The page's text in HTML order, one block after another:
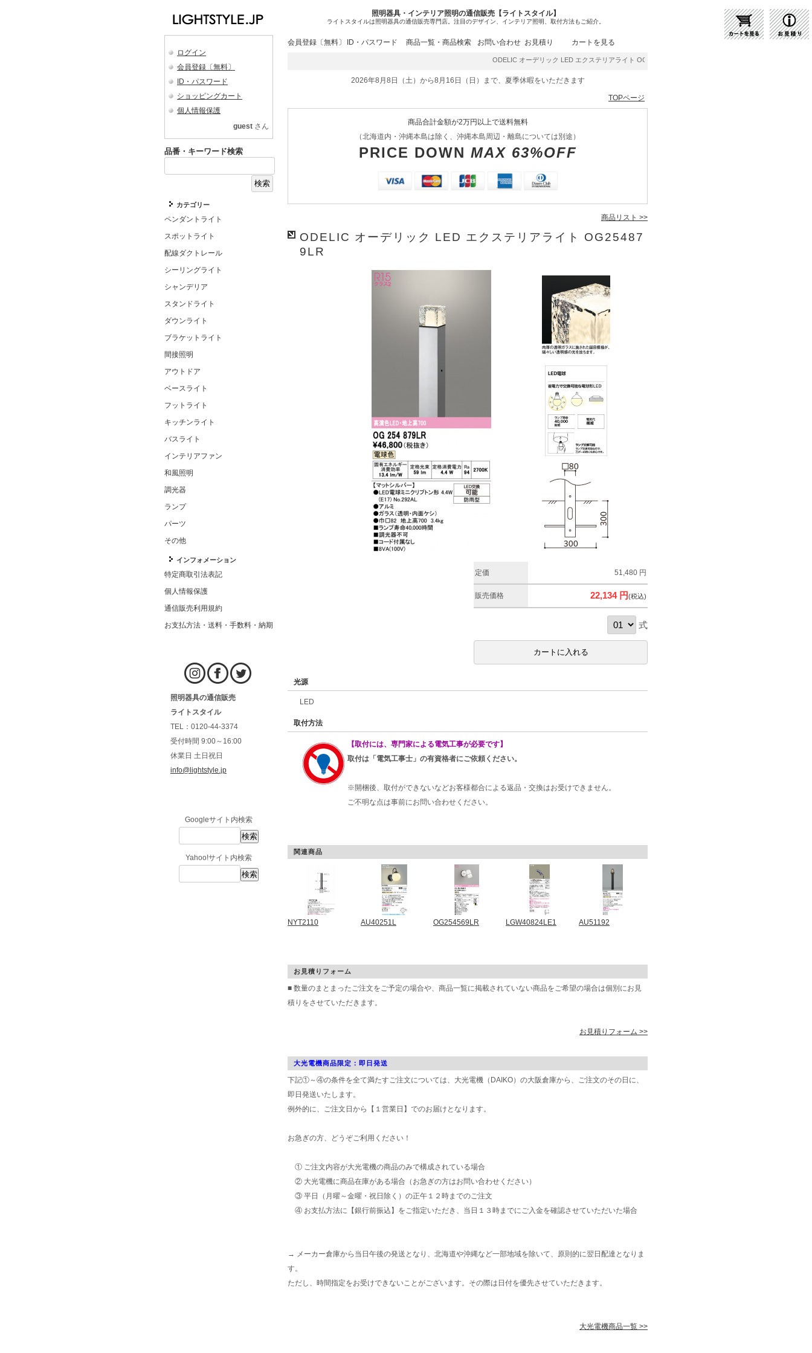
照明器具・インテリア照明の通信販売【ライトスタイル】
ライトスタイルは照明器具の通信販売専門店。注目のデザイン、インテリア照明、取付方法もご紹介。
ログイン
会員登録〔無料〕
ID・パスワード
ショッピングカート
個人情報保護
guest さん
品番・キーワード検索
カテゴリー
ペンダントライト
スポットライト
配線ダクトレール
シーリングライト
シャンデリア
スタンドライト
ダウンライト
ブラケットライト
間接照明
アウトドア
ベースライト
フットライト
キッチンライト
バスライト
インテリアファン
和風照明
調光器
ランプ
パーツ
その他
インフォメーション
特定商取引法表記
個人情報保護
通信販売利用規約
お支払方法・送料・手数料・納期
照明器具の通信販売
ライトスタイル
TEL：0120-44-3374
受付時間 9:00～16:00
休業日 土日祝日
info@lightstyle.jp
Googleサイト内検索
Yahoo!サイト内検索
会員登録〔無料〕 ID・パスワード 商品一覧・商品検索 お問い合わせ お見積り カートを見る
ODELIC オーデリック LED エクステリアライト OG254879LR | 商品紹介 | 照明器具の通販・インテリア照明
2026年8月8日（土）から8月16日（日）まで、夏季休暇をいただきます
TOPページ
商品合計金額が2万円以上で送料無料
（北海道内・沖縄本島は除く、沖縄本島周辺・離島については別途）
PRICE DOWN MAX 63%OFF
商品リスト >>
ODELIC オーデリック LED エクステリアライト OG25487
9LR
定価 51,480 円
販売価格 22,134 円(税込)
式
光源
LED
取付方法
【取付には、専門家による電気工事が必要です】
取付は「電気工事士」の有資格者にご依頼ください。
※開梱後、取付ができないなどお客様都合による返品・交換はお受けできません。
ご不明な点は事前にお問い合わせください。
関連商品
NYT2110 AU40251L OG254569LR LGW40824LE1 AU51192
お見積りフォーム
■ 数量のまとまったご注文をご予定の場合や、商品一覧に掲載されていない商品をご希望の場合は個別にお見
積りをさせていただきます。
お見積りフォーム >>
大光電機商品限定：即日発送
下記①～④の条件を全て満たすご注文については、大光電機（DAIKO）の大阪倉庫から、ご注文のその日に、
即日発送いたします。
例外的に、ご注文日から【１営業日】でのお届けとなります。
お急ぎの方、どうぞご利用ください！
① ご注文内容が大光電機の商品のみで構成されている場合
② 大光電機に商品在庫がある場合（お急ぎの方はお問い合わせください）
③ 平日（月曜～金曜・祝日除く）の正午１２時までのご注文
④ お支払方法に【銀行前振込】をご指定いただき、当日１３時までにご入金を確認させていただいた場合
→ メーカー倉庫から当日午後の発送となり、北海道や沖縄など一部地域を除いて、原則的に翌日配達となりま
す。
ただし、時間指定をお受けできないことがございます。その際は日付を優先させていただきます。
大光電機商品一覧 >>